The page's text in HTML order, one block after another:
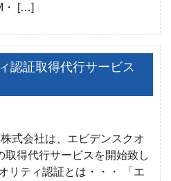
・ […]
認証取得代行サービス
式会社は、エビデンスクオ
取得代行サービスを開始致し
リティ認証とは・・・ 「エ